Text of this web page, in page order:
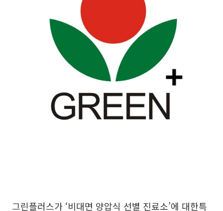
그린플러스가 ‘비대면 양압식 선별 진료소’에 대한특